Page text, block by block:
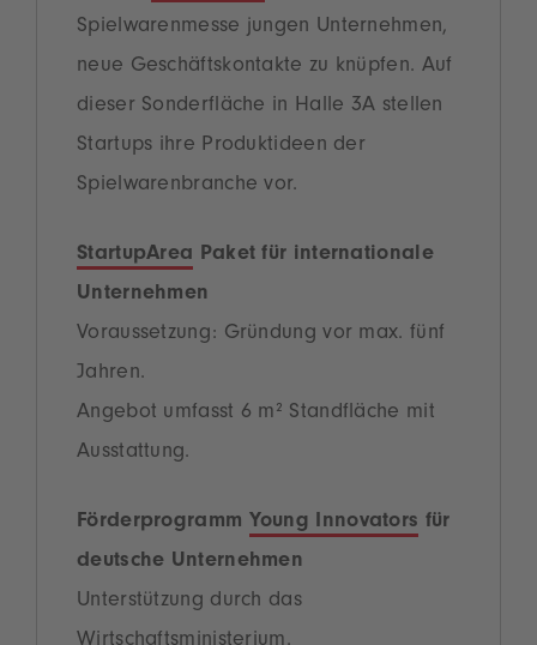
Spielwarenmesse jungen Unternehmen,
neue Geschäftskontakte zu knüpfen. Auf
dieser Sonderfläche in Halle 3A stellen
Startups ihre Produktideen der
Spielwarenbranche vor.
StartupArea Paket für internationale
Unternehmen
Voraussetzung: Gründung vor max. fünf
Jahren.
Angebot umfasst 6 m² Standfläche mit
Ausstattung.
Förderprogramm Young Innovators für
deutsche Unternehmen
Unterstützung durch das